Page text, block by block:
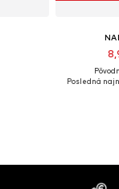
Posledná